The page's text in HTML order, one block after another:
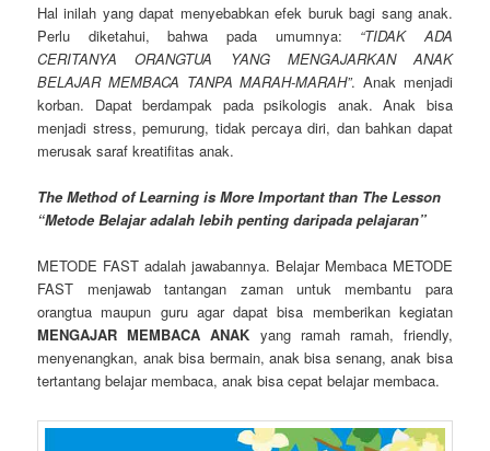
Hal inilah yang dapat menyebabkan efek buruk bagi sang anak.
Perlu diketahui, bahwa pada umumnya: “TIDAK ADA
CERITANYA ORANGTUA YANG MENGAJARKAN ANAK
BELAJAR MEMBACA TANPA MARAH-MARAH”. Anak menjadi
korban. Dapat berdampak pada psikologis anak. Anak bisa
menjadi stress, pemurung, tidak percaya diri, dan bahkan dapat
merusak saraf kreatifitas anak.
The Method of Learning is More Important than The Lesson
“Metode Belajar adalah lebih penting daripada pelajaran”
METODE FAST adalah jawabannya. Belajar Membaca METODE
FAST menjawab tantangan zaman untuk membantu para
orangtua maupun guru agar dapat bisa memberikan kegiatan
MENGAJAR MEMBACA ANAK yang ramah ramah, friendly,
menyenangkan, anak bisa bermain, anak bisa senang, anak bisa
tertantang belajar membaca, anak bisa cepat belajar membaca.